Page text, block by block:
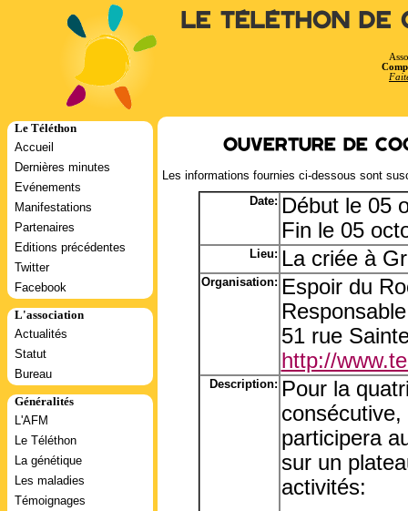
Le Téléthon de
Le Téléthon
Accueil
Dernières minutes
Evénements
Manifestations
Partenaires
Editions précédentes
Twitter
Facebook
L'association
Actualités
Statut
Bureau
Généralités
L'AFM
Le Téléthon
La génétique
Les maladies
Témoignages
Ouverture de
Les informations fournies ci-dessous sont
Date: Début le 05
Fin le 05
Lieu: La criée à
Organisation: Espoir du
51 rue
http://
Description: Pour la
participera
sur un
activités: